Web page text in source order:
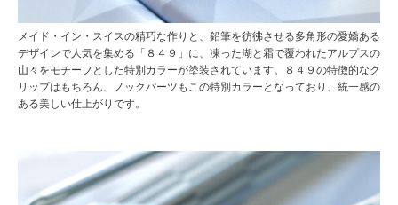
メイド・イン・スイスの精巧な作りと、鉛筆を彷彿させる多角形の愛嬌ある
デザインで人気を集める「８４９」に、凍った湖と霜で覆われたアルプスの
山々をモチーフとした特別カラーが塗装されています。８４９の特徴的なク
リップはもちろん、ノックパーツもこの特別カラーとなっており、統一感の
ある美しい仕上がりです。